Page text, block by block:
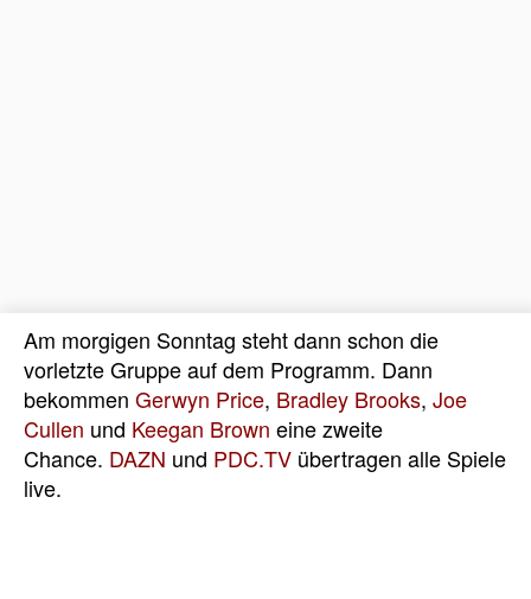
Am morgigen Sonntag steht dann schon die
vorletzte Gruppe auf dem Programm. Dann
bekommen Gerwyn Price, Bradley Brooks, Joe
Cullen und Keegan Brown eine zweite
Chance. DAZN und PDC.TV übertragen alle Spiele
live.